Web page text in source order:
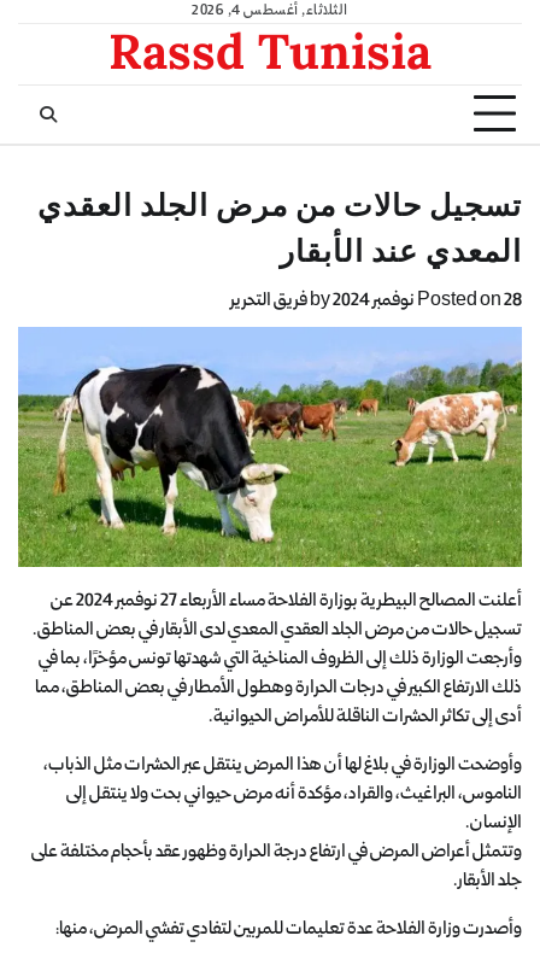
الثلاثاء, أغسطس 4, 2026
Rassd Tunisia
تسجيل حالات من مرض الجلد العقدي
المعدي عند الأبقار
Posted on28 نوفمبر 2024 فريق التحرير
أعلنت المصالح البيطرية بوزارة الفلاحة مساء الأربعاء 27 نوفمبر 2024 عن
تسجيل حالات من مرض الجلد العقدي المعدي لدى الأبقار في بعض المناطق.
وأرجعت الوزارة ذلك إلى الظروف المناخية التي شهدتها تونس مؤخرًا، بما في
ذلك الارتفاع الكبير في درجات الحرارة وهطول الأمطار في بعض المناطق، مما
أدى إلى تكاثر الحشرات الناقلة للأمراض الحيوانية.
وأوضحت الوزارة في بلاغ لها أن هذا المرض ينتقل عبر الحشرات مثل الذباب،
الناموس، البراغيث، والقراد، مؤكدة أنه مرض حيواني بحت ولا ينتقل إلى
الإنسان.
وتتمثل أعراض المرض في ارتفاع درجة الحرارة وظهور عقد بأحجام مختلفة على
جلد الأبقار.
وأصدرت وزارة الفلاحة عدة تعليمات للمربين لتفادي تفشي المرض، منها: